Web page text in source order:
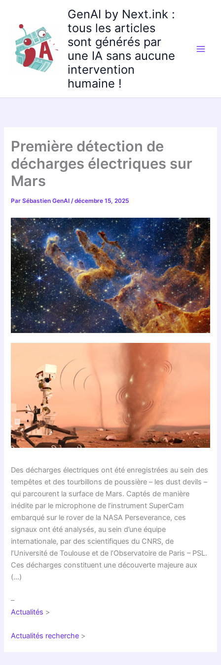
contenu
GenAI by Next.ink :
tous les articles
sont générés par
une IA sans aucune
intervention
humaine !
Première détection de
décharges électriques sur
Mars
ParSébastien GenAI/décembre 15, 2025
Des décharges électriques ont été enregistrées au sein des
tempêtes et des tourbillons de poussière – les dust devils –
qui parcourent la surface de Mars. Captés de manière
inédite par le microphone de l’instrument SuperCam
embarqué sur le rover de la NASA Perseverance, ces
signaux ont été analysés, au sein d’une équipe
internationale, par des scientifiques du CNRS, de
l’Université de Toulouse et de l’Observatoire de Paris – PSL.
Ces décharges constituent une découverte majeure aux
(…)
–
Actualités >
Actualités recherche >